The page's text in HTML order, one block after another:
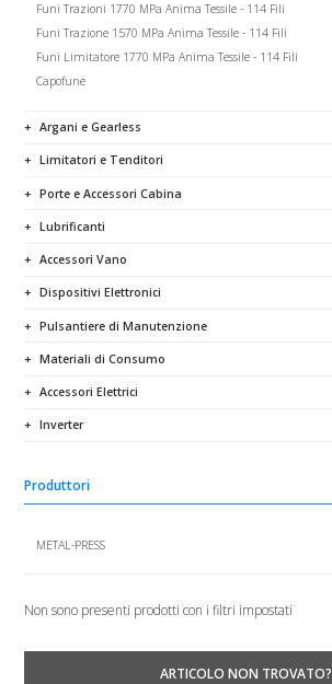
Funi Trazioni 1770 MPa Anima Tessile - 114 Fili
Funi Trazione 1570 MPa Anima Tessile - 114 Fili
Funi Limitatore 1770 MPa Anima Tessile - 114 Fili
Capofune
Argani e Gearless
Limitatori e Tenditori
Porte e Accessori Cabina
Lubrificanti
Accessori Vano
Dispositivi Elettronici
Pulsantiere di Manutenzione
Materiali di Consumo
Accessori Elettrici
Inverter
Produttori
METAL-PRESS
Non sono presenti prodotti con i filtri impostati
ARTICOLO NON TROVATO?